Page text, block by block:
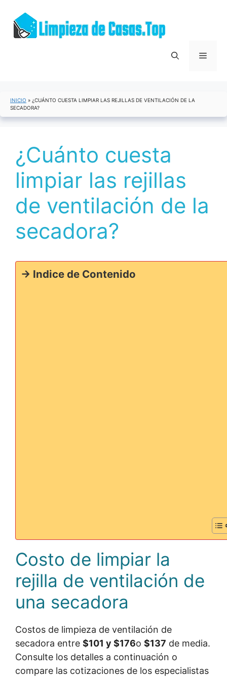
contenido
Menú
INICIO » ¿CUÁNTO CUESTA LIMPIAR LAS REJILLAS DE VENTILACIÓN DE LA
SECADORA?
¿Cuánto cuesta
limpiar las rejillas
de ventilación de la
secadora?
-> Indice de Contenido
Costo de limpiar la
rejilla de ventilación de
una secadora
Costos de limpieza de ventilación de
secadora entre $101 y $176o $137 de media.
Consulte los detalles a continuación o
compare las cotizaciones de los especialistas